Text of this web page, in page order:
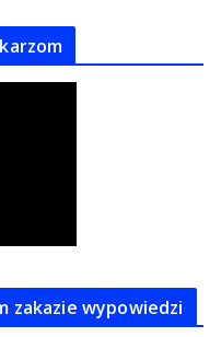
zakazie wypowiedzi